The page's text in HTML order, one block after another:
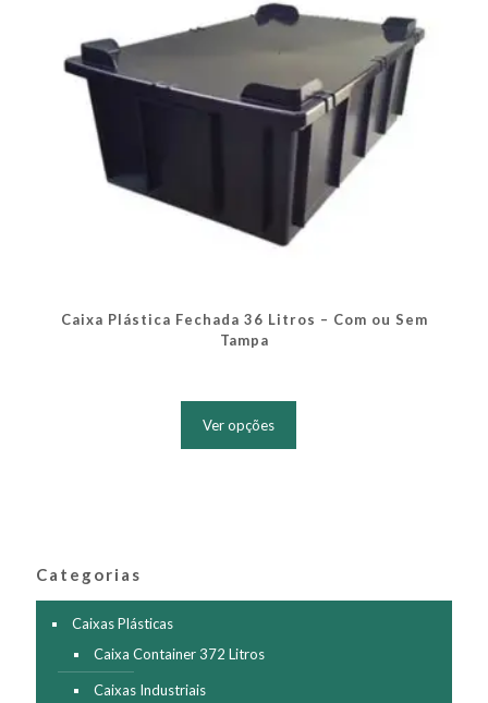
Caixa Plástica Fechada 36 Litros – Com ou Sem
Tampa
Ver opções
na
Categorias
Caixas Plásticas
Caixa Container 372 Litros
Caixas Industriais